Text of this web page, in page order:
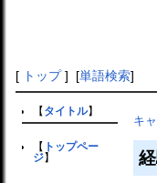
[ トップ] [単語検索]
【 タイトル】
【 トップペー
ジ】
キ